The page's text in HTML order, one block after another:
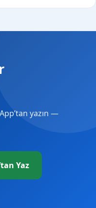
yazın —
Yaz